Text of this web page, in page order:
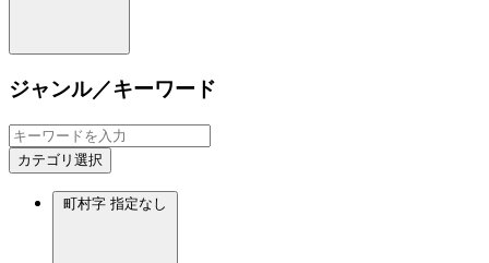
ジャンル／キーワード
カテゴリ選択
町村字 指定なし